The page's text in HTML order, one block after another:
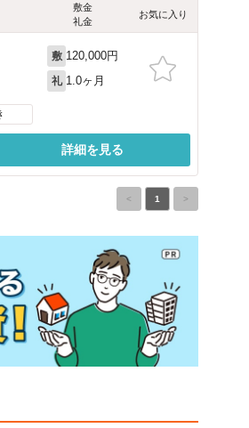
敷金
礼金
お気に入り
敷 120,000円
礼 1.0ヶ月
詳細を見る
< 1 >